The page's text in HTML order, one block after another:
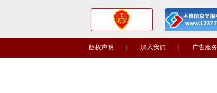
版权声明 加入我们 广告服务